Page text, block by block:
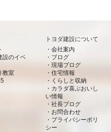
設のイベ
教室
トヨダ建設について
会社案内
ブログ
現場ブログ
住宅情報
くらしと収納
カラダ喜ぶおいし
い情報
社長ブログ
お問合わせ
プライバシーポリ
シー